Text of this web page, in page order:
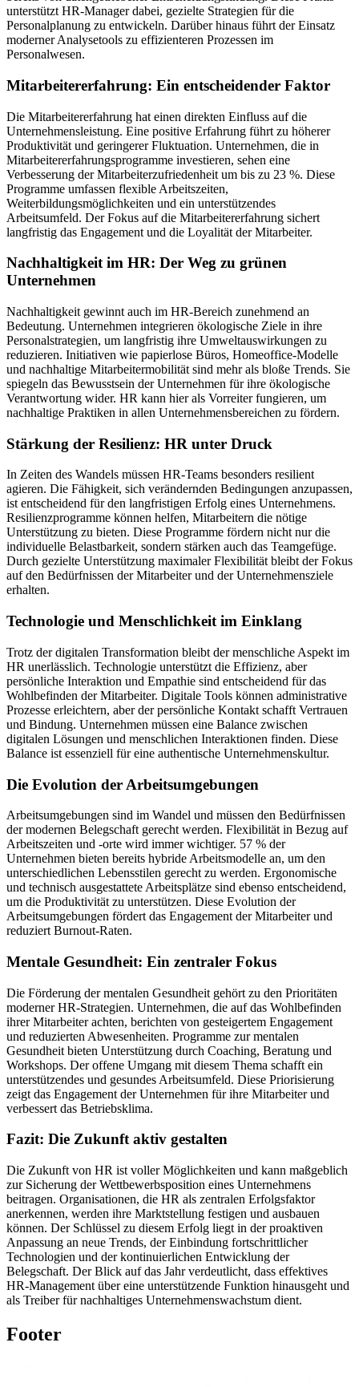
unterstützt HR-Manager dabei, gezielte Strategien für die
Personalplanung zu entwickeln. Darüber hinaus führt der Einsatz
moderner Analysetools zu effizienteren Prozessen im
Personalwesen.
Mitarbeitererfahrung: Ein entscheidender Faktor
Die Mitarbeitererfahrung hat einen direkten Einfluss auf die
Unternehmensleistung. Eine positive Erfahrung führt zu höherer
Produktivität und geringerer Fluktuation. Unternehmen, die in
Mitarbeitererfahrungsprogramme investieren, sehen eine
Verbesserung der Mitarbeiterzufriedenheit um bis zu 23 %. Diese
Programme umfassen flexible Arbeitszeiten,
Weiterbildungsmöglichkeiten und ein unterstützendes
Arbeitsumfeld. Der Fokus auf die Mitarbeitererfahrung sichert
langfristig das Engagement und die Loyalität der Mitarbeiter.
Nachhaltigkeit im HR: Der Weg zu grünen
Unternehmen
Nachhaltigkeit gewinnt auch im HR-Bereich zunehmend an
Bedeutung. Unternehmen integrieren ökologische Ziele in ihre
Personalstrategien, um langfristig ihre Umweltauswirkungen zu
reduzieren. Initiativen wie papierlose Büros, Homeoffice-Modelle
und nachhaltige Mitarbeitermobilität sind mehr als bloße Trends. Sie
spiegeln das Bewusstsein der Unternehmen für ihre ökologische
Verantwortung wider. HR kann hier als Vorreiter fungieren, um
nachhaltige Praktiken in allen Unternehmensbereichen zu fördern.
Stärkung der Resilienz: HR unter Druck
In Zeiten des Wandels müssen HR-Teams besonders resilient
agieren. Die Fähigkeit, sich verändernden Bedingungen anzupassen,
ist entscheidend für den langfristigen Erfolg eines Unternehmens.
Resilienzprogramme können helfen, Mitarbeitern die nötige
Unterstützung zu bieten. Diese Programme fördern nicht nur die
individuelle Belastbarkeit, sondern stärken auch das Teamgefüge.
Durch gezielte Unterstützung maximaler Flexibilität bleibt der Fokus
auf den Bedürfnissen der Mitarbeiter und der Unternehmensziele
erhalten.
Technologie und Menschlichkeit im Einklang
Trotz der digitalen Transformation bleibt der menschliche Aspekt im
HR unerlässlich. Technologie unterstützt die Effizienz, aber
persönliche Interaktion und Empathie sind entscheidend für das
Wohlbefinden der Mitarbeiter. Digitale Tools können administrative
Prozesse erleichtern, aber der persönliche Kontakt schafft Vertrauen
und Bindung. Unternehmen müssen eine Balance zwischen
digitalen Lösungen und menschlichen Interaktionen finden. Diese
Balance ist essenziell für eine authentische Unternehmenskultur.
Die Evolution der Arbeitsumgebungen
Arbeitsumgebungen sind im Wandel und müssen den Bedürfnissen
der modernen Belegschaft gerecht werden. Flexibilität in Bezug auf
Arbeitszeiten und -orte wird immer wichtiger. 57 % der
Unternehmen bieten bereits hybride Arbeitsmodelle an, um den
unterschiedlichen Lebensstilen gerecht zu werden. Ergonomische
und technisch ausgestattete Arbeitsplätze sind ebenso entscheidend,
um die Produktivität zu unterstützen. Diese Evolution der
Arbeitsumgebungen fördert das Engagement der Mitarbeiter und
reduziert Burnout-Raten.
Mentale Gesundheit: Ein zentraler Fokus
Die Förderung der mentalen Gesundheit gehört zu den Prioritäten
moderner HR-Strategien. Unternehmen, die auf das Wohlbefinden
ihrer Mitarbeiter achten, berichten von gesteigertem Engagement
und reduzierten Abwesenheiten. Programme zur mentalen
Gesundheit bieten Unterstützung durch Coaching, Beratung und
Workshops. Der offene Umgang mit diesem Thema schafft ein
unterstützendes und gesundes Arbeitsumfeld. Diese Priorisierung
zeigt das Engagement der Unternehmen für ihre Mitarbeiter und
verbessert das Betriebsklima.
Fazit: Die Zukunft aktiv gestalten
Die Zukunft von HR ist voller Möglichkeiten und kann maßgeblich
zur Sicherung der Wettbewerbsposition eines Unternehmens
beitragen. Organisationen, die HR als zentralen Erfolgsfaktor
anerkennen, werden ihre Marktstellung festigen und ausbauen
können. Der Schlüssel zu diesem Erfolg liegt in der proaktiven
Anpassung an neue Trends, der Einbindung fortschrittlicher
Technologien und der kontinuierlichen Entwicklung der
Belegschaft. Der Blick auf das Jahr verdeutlicht, dass effektives
HR-Management über eine unterstützende Funktion hinausgeht und
als Treiber für nachhaltiges Unternehmenswachstum dient.
Footer